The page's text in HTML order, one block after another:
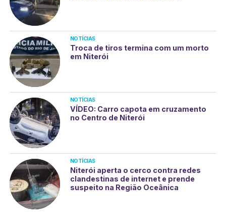
NOTÍCIAS
Troca de tiros termina com um morto
em Niterói
NOTÍCIAS
VÍDEO: Carro capota em cruzamento
no Centro de Niterói
NOTÍCIAS
Niterói aperta o cerco contra redes
clandestinas de internet e prende
suspeito na Região Oceânica